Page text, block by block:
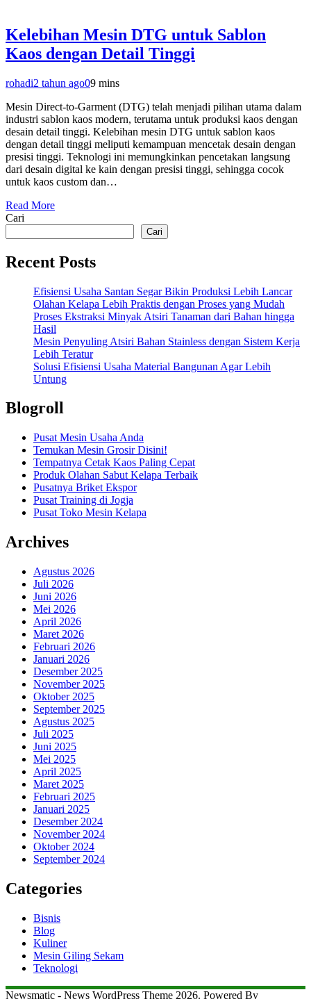
Kelebihan Mesin DTG untuk Sablon
Kaos dengan Detail Tinggi
rohadi2 tahun ago09 mins
Mesin Direct-to-Garment (DTG) telah menjadi pilihan utama dalam
industri sablon kaos modern, terutama untuk produksi kaos dengan
desain detail tinggi. Kelebihan mesin DTG untuk sablon kaos
dengan detail tinggi meliputi kemampuan mencetak desain dengan
presisi tinggi. Teknologi ini memungkinkan pencetakan langsung
dari desain digital ke kain dengan presisi tinggi, sehingga cocok
untuk kaos custom dan…
Read More
Cari
Cari
Recent Posts
Efisiensi Usaha Santan Segar Bikin Produksi Lebih Lancar
Olahan Kelapa Lebih Praktis dengan Proses yang Mudah
Proses Ekstraksi Minyak Atsiri Tanaman dari Bahan hingga
Hasil
Mesin Penyuling Atsiri Bahan Stainless dengan Sistem Kerja
Lebih Teratur
Solusi Efisiensi Usaha Material Bangunan Agar Lebih
Untung
Blogroll
Pusat Mesin Usaha Anda
Temukan Mesin Grosir Disini!
Tempatnya Cetak Kaos Paling Cepat
Produk Olahan Sabut Kelapa Terbaik
Pusatnya Briket Ekspor
Pusat Training di Jogja
Pusat Toko Mesin Kelapa
Archives
Agustus 2026
Juli 2026
Juni 2026
Mei 2026
April 2026
Maret 2026
Februari 2026
Januari 2026
Desember 2025
November 2025
Oktober 2025
September 2025
Agustus 2025
Juli 2025
Juni 2025
Mei 2025
April 2025
Maret 2025
Februari 2025
Januari 2025
Desember 2024
November 2024
Oktober 2024
September 2024
Categories
Bisnis
Blog
Kuliner
Mesin Giling Sekam
Teknologi
Newsmatic - News WordPress Theme 2026. Powered By